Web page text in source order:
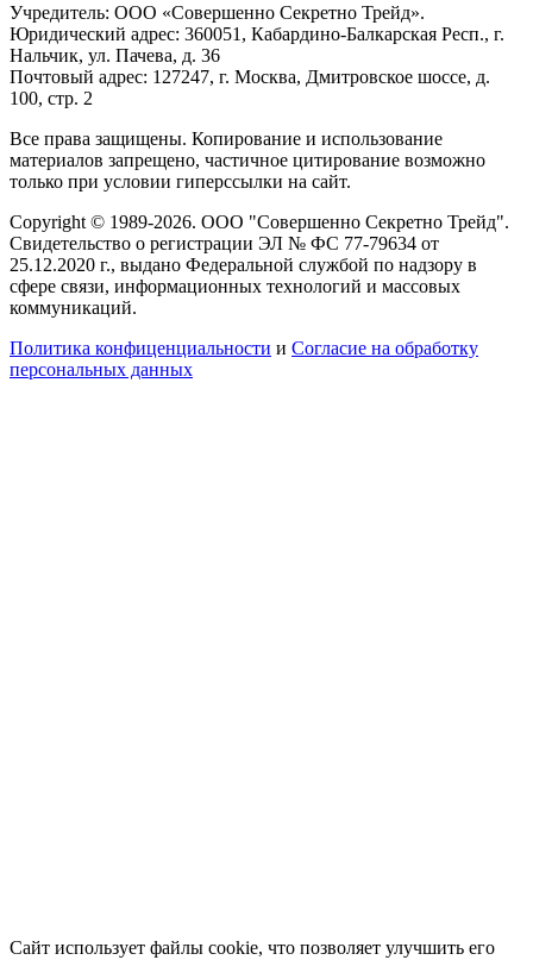
Учредитель: ООО «Совершенно Секретно Трейд».
Юридический адрес: 360051, Кабардино-Балкарская Респ., г.
Нальчик, ул. Пачева, д. 36
Почтовый адрес: 127247, г. Москва, Дмитровское шоссе, д.
100, стр. 2
Все права защищены. Копирование и использование
материалов запрещено, частичное цитирование возможно
только при условии гиперссылки на сайт.
Copyright © 1989-2026. ООО "Совершенно Секретно Трейд".
Свидетельство о регистрации ЭЛ № ФС 77-79634 от
25.12.2020 г., выдано Федеральной службой по надзору в
сфере связи, информационных технологий и массовых
коммуникаций.
Политика конфиценциальности и Согласие на обработку
персональных данных
Сайт использует файлы cookie, что позволяет улучшить его